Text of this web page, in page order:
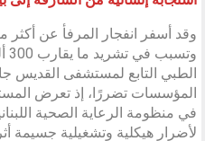
الطبي التابع لمستشفى القديس
المؤسسات تضررًا، إذ تعرض
لأضرار هيكلية وتشغيلية